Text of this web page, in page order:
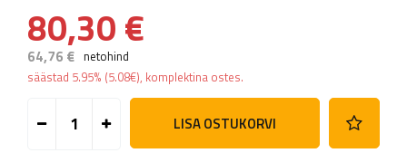
80,30 €
64,76 € netohind
säästad 5.95% (5.08€), komplektina ostes.
LISA OSTUKORVI